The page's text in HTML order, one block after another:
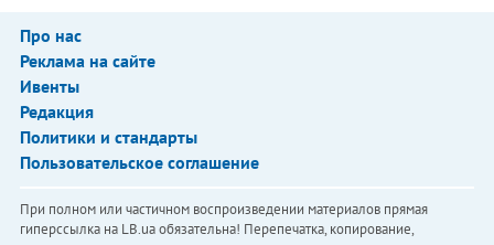
Про нас
Реклама на сайте
Ивенты
Редакция
Политики и стандарты
Пользовательское соглашение
При полном или частичном воспроизведении материалов прямая
гиперссылка на LB.ua обязательна! Перепечатка, копирование,